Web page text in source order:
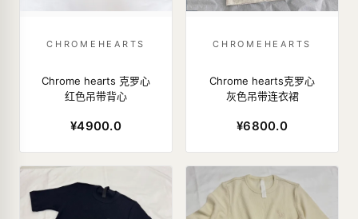
CHROMEHEARTS
Chrome hearts 克罗心
红色吊带背心
¥4900.0
CHROMEHEARTS
Chrome hearts克罗心
灰色吊带连衣裙
¥6800.0